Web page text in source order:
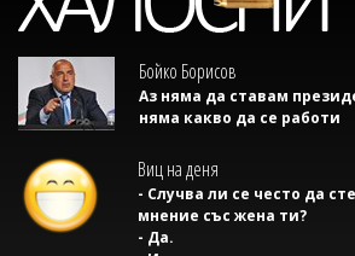
Бойко Борисов
Аз няма да ставам
няма какво да се работи
Виц на деня
- Случва ли се често да
мнение със жена ти?
- Да.